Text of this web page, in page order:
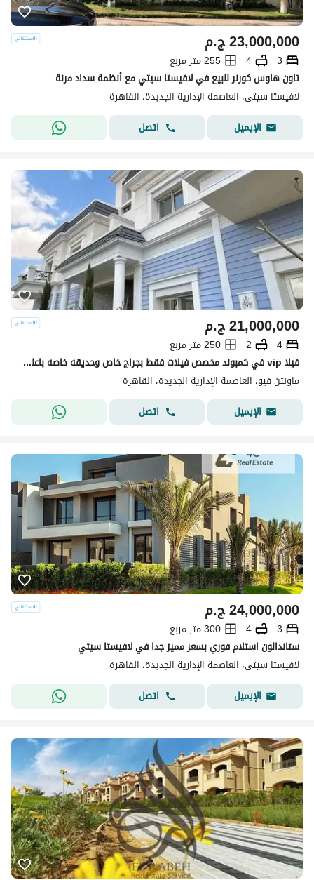
ج.م23,000,000
3
4
255 متر مربع
تاون هاوس كورنر للبيع في لافيستا سيتي مع أنظمة سداد مرنة
لافيستا سيتى، العاصمة الإدارية الجديدة، القاهرة
الإيميل
اتصل
ج.م21,000,000
4
2
250 متر مربع
فيلا vip في كمبوند مخصص فيلات فقط بجراج خاص وحديقه خاصه باعلي كوالتي تشطيب جاهز للسكن فوراً
ماونتن فيو، العاصمة الإدارية الجديدة، القاهرة
الإيميل
اتصل
ج.م24,000,000
3
4
300 متر مربع
ستاندالون استلام فوري بسعر مميز جدا في لافيستا سيتي
لافيستا سيتى، العاصمة الإدارية الجديدة، القاهرة
الإيميل
اتصل